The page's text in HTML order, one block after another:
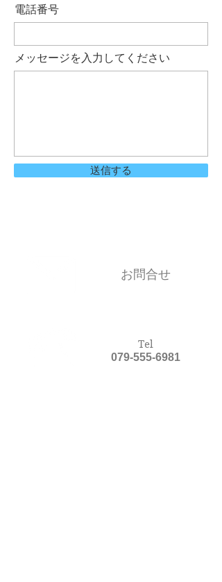
電話番号
メッセージを入力してください
送信する
お問合せ
Tel
079-555-6981